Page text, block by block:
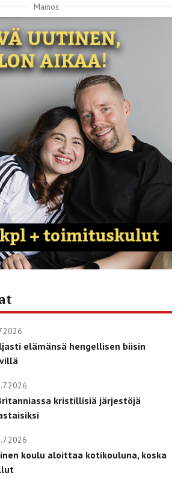
Mainos
elämänsä hengellisen biisin
kristillisiä järjestöjä
koulu aloittaa kotikouluna, koska